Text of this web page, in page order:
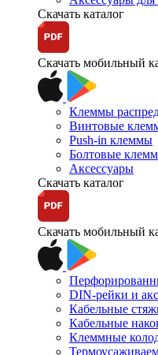
Скачать каталог
Скачать мобильный
Клеммы
Винтовые
Push-in клеммы
Болтовые
Аксессуары
Скачать каталог
Скачать мобильный
DIN-рейки и
Кабельные
Кабельные
Клеммные